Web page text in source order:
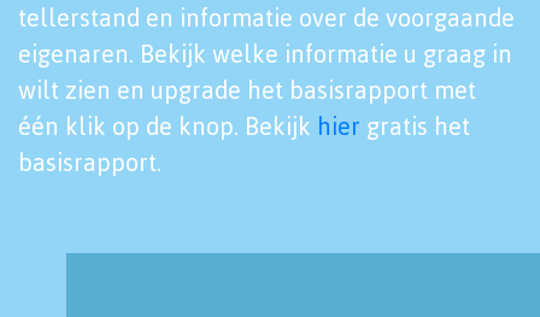
tellerstand en informatie over de voorgaande
eigenaren. Bekijk welke informatie u graag in
wilt zien en upgrade het basisrapport met
één klik op de knop. Bekijk hier gratis het
basisrapport.